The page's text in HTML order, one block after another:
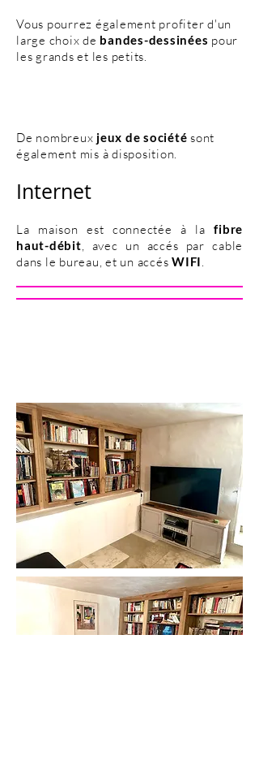
Vous pourrez également profiter d'un
large choix de bandes-dessinées pour
les grands et les petits.
De nombreux jeux de société sont
également mis à disposition.
Internet
La maison est connectée à lafibre
haut-débit, avec un accés par cable
dans le bureau, et un accés WIFI.